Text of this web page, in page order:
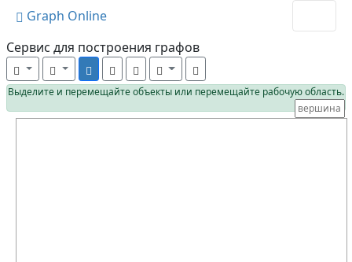
Graph Online
Cервис для построения графов
Выделите и перемещайте объекты или перемещайте рабочую область.